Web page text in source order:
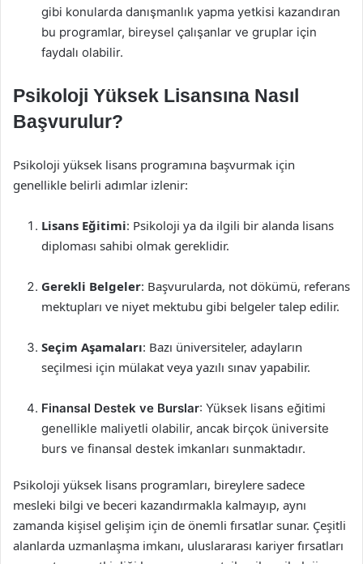
gibi konularda danışmanlık yapma yetkisi kazandıran
bu programlar, bireysel çalışanlar ve gruplar için
faydalı olabilir.
Psikoloji Yüksek Lisansına Nasıl
Başvurulur?
Psikoloji yüksek lisans programına başvurmak için
genellikle belirli adımlar izlenir:
Lisans Eğitimi: Psikoloji ya da ilgili bir alanda lisans
diploması sahibi olmak gereklidir.
Gerekli Belgeler: Başvurularda, not dökümü, referans
mektupları ve niyet mektubu gibi belgeler talep edilir.
Seçim Aşamaları: Bazı üniversiteler, adayların
seçilmesi için mülakat veya yazılı sınav yapabilir.
Finansal Destek ve Burslar: Yüksek lisans eğitimi
genellikle maliyetli olabilir, ancak birçok üniversite
burs ve finansal destek imkanları sunmaktadır.
Psikoloji yüksek lisans programları, bireylere sadece
mesleki bilgi ve beceri kazandırmakla kalmayıp, aynı
zamanda kişisel gelişim için de önemli fırsatlar sunar. Çeşitli
alanlarda uzmanlaşma imkanı, uluslararası kariyer fırsatları